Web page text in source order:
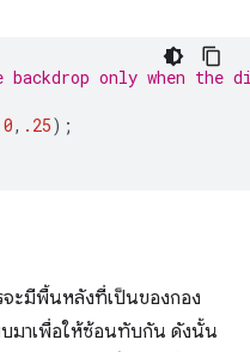
only when the
0, .25);
จะมีพื้นหลังที่เป็นของกอง
มาเพื่อให้ซ้อนทับกัน ดังนั้น